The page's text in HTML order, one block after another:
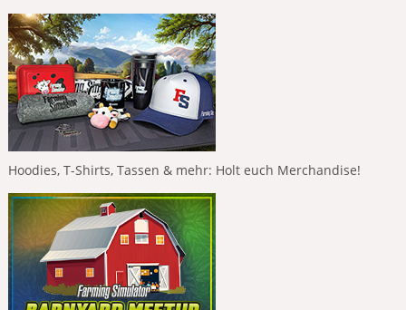
Hoodies, T-Shirts, Tassen & mehr: Holt euch Merchandise!